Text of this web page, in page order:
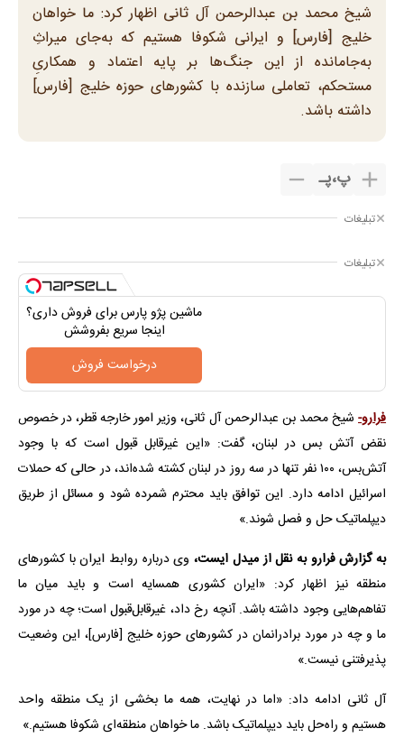
شیخ محمد بن عبدالرحمن آل ثانی اظهار کرد: ما خواهان
خلیج [فارس] و ایرانی شکوفا هستیم که به‌جای میراثِ
به‌جامانده از این جنگ‌ها بر پایه اعتماد و همکاریِ
مستحکم، تعاملی سازنده با کشورهای حوزه خلیج [فارس]
داشته باشد.
پ،پـ
تبلیغات
تبلیغات
ماشین پژو پارس برای فروش داری؟
اینجا سریع بفروشش
درخواست فروش
فرارو- شیخ محمد بن عبدالرحمن آل ثانی، وزیر امور خارجه قطر، در خصوص
نقض آتش بس در لبنان، گفت: «این غیرقابل قبول است که با وجود
آتش‌بس، ۱۰۰ نفر تنها در سه روز در لبنان کشته شده‌اند، در حالی که حملات
اسرائیل ادامه دارد. این توافق باید محترم شمرده شود و مسائل از طریق
دیپلماتیک حل و فصل شوند.»
به گزارش فرارو به نقل از میدل ایست، وی درباره روابط ایران با کشورهای
منطقه نیز اظهار کرد: «ایران کشوری همسایه است و باید میان ما
تفاهم‌هایی وجود داشته باشد. آنچه رخ داد، غیرقابل‌قبول است؛ چه در مورد
ما و چه در مورد برادرانمان در کشورهای حوزه خلیج [فارس]، این وضعیت
پذیرفتنی نیست.»
آل ثانی ادامه داد: «اما در نهایت، همه ما بخشی از یک منطقه واحد
هستیم و راه‌حل باید دیپلماتیک باشد. ما خواهان منطقه‌ای شکوفا هستیم.»